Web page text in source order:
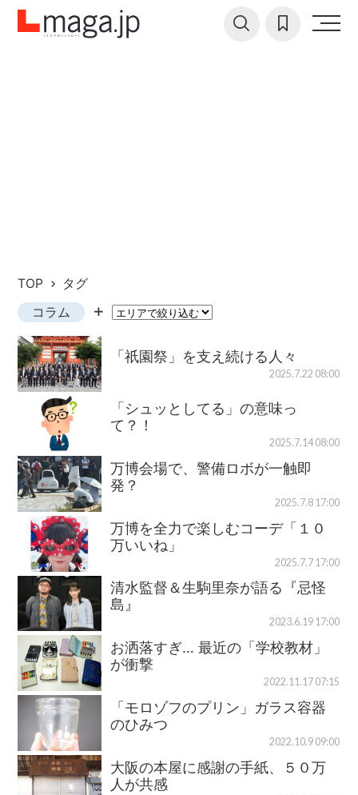
TOP
タグ
コラム
「祇園祭」を支え続ける人々
2025.7.22 08:00
「シュッとしてる」の意味っ
て？！
2025.7.14 08:00
万博会場で、警備ロボが一触即
発？
2025.7.8 17:00
万博を全力で楽しむコーデ「１０
万いいね」
2025.7.7 17:00
清水監督＆生駒里奈が語る『忌怪
島』
2023.6.19 17:00
お洒落すぎ… 最近の「学校教材」
が衝撃
2022.11.17 07:15
「モロゾフのプリン」ガラス容器
のひみつ
2022.10.9 09:00
大阪の本屋に感謝の手紙、５０万
人が共感